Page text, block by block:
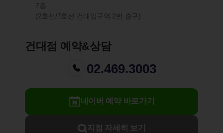
7층
(2호선/7호선 건대입구역 2번 출구)
건대점 예약&상담
02.469.3003
네이버 예약 바로가기
지점 자세히 보기